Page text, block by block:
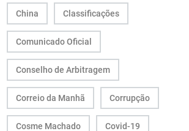
China Classificações
Comunicado Oficial
Conselho de Arbitragem
Correio da Manhã Corrupção
Cosme Machado Covid-19